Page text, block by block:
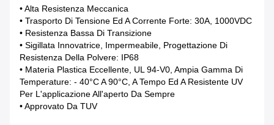
• Alta Resistenza Meccanica
• Trasporto Di Tensione Ed A Corrente Forte: 30A, 1000VDC
• Resistenza Bassa Di Transizione
• Sigillata Innovatrice, Impermeabile, Progettazione Di
Resistenza Della Polvere: IP68
• Materia Plastica Eccellente, UL 94-V0, Ampia Gamma Di
Temperature: - 40°c A 90°c, A Tempo Ed A Resistente UV
Per L'applicazione All'aperto Da Sempre
• Approvato Da TUV